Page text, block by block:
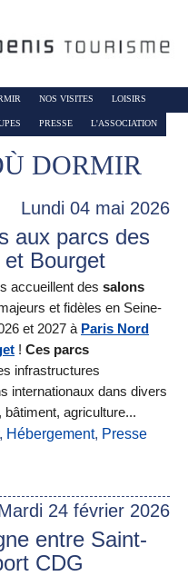
NOS VISITES LOISIRS
PRESSE L'ASSOCIATION
DORMIR
Lundi 04 mai 2026
aux parcs des
Bourget
accueillent des salons
et fidèles en Seine-
et 2027 à Paris Nord
! Ces parcs
infrastructures
internationaux dans divers
agriculture...
, Hébergement, Presse
24 février 2026
entre Saint-
CDG